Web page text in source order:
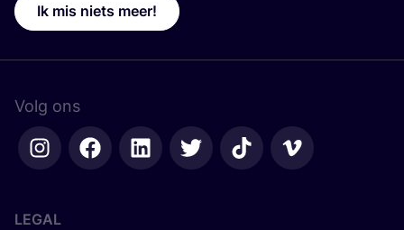
Ik mis niets meer!
Volg ons
LEGAL